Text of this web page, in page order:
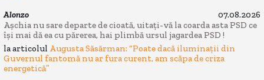
Alonzo
07.08.2026
Așchia nu sare departe de cioată, uitați-vă la coarda asta PSD ce
își mai dă ea cu părerea, hai plimbă ursul jagardea PSD !
la articolul Augusta Săsărman: “Poate dacă iluminații din
Guvernul fantomă nu ar fura curent, am scăpa de criza
energetică”